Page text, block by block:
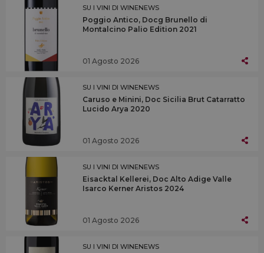
SU I VINI DI WINENEWS
Poggio Antico, Docg Brunello di
Montalcino Palio Edition 2021
01 Agosto 2026
SU I VINI DI WINENEWS
Caruso e Minini, Doc Sicilia Brut Catarratto
Lucido Arya 2020
01 Agosto 2026
SU I VINI DI WINENEWS
Eisacktal Kellerei, Doc Alto Adige Valle
Isarco Kerner Aristos 2024
01 Agosto 2026
SU I VINI DI WINENEWS